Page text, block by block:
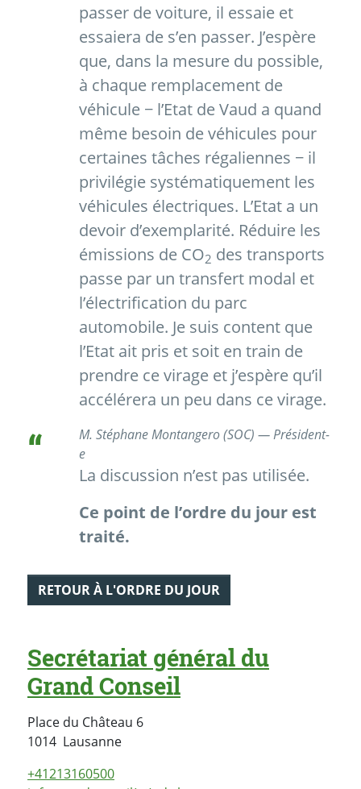
passer de voiture, il essaie et
essaiera de s’en passer. J’espère
que, dans la mesure du possible,
à chaque remplacement de
véhicule − l’Etat de Vaud a quand
même besoin de véhicules pour
certaines tâches régaliennes − il
privilégie systématiquement les
véhicules électriques. L’Etat a un
devoir d’exemplarité. Réduire les
émissions de CO2 des transports
passe par un transfert modal et
l’électrification du parc
automobile. Je suis content que
l’Etat ait pris et soit en train de
prendre ce virage et j’espère qu’il
accélérera un peu dans ce virage.
M. Stéphane Montangero (SOC) — Président-
e
La discussion n’est pas utilisée.
Ce point de l’ordre du jour est
traité.
RETOUR À L'ORDRE DU JOUR
Secrétariat général du
Grand Conseil
Place du Château 6
1014 LausanneSuisse
+41213160500